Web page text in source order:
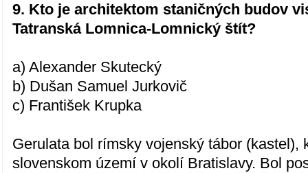
9. Kto je architektom staničných budov
Tatranská Lomnica-Lomnický štít?
a) Alexander Skutecký
b) Dušan Samuel Jurkovič
c) František Krupka
Gerulata bol rímsky vojenský tábor (kastel),
slovenskom území v okolí Bratislavy. Bol